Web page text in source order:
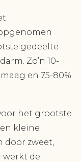
gedeelte
Zo’n 10-
en 75-80%
het grootste
kleine
door zweet,
werkt de